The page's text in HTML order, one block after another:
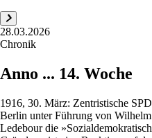
28.03.2026
Chronik
Anno ... 14. Woche
1916, 30. März: Zentristische
Berlin unter Führung von
Ledebour die